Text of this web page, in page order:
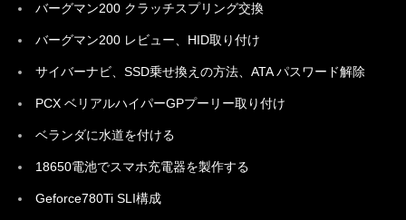
バーグマン200 クラッチスプリング交換
バーグマン200 レビュー、HID取り付け
サイバーナビ、SSD乗せ換えの方法、ATA パスワード解除
PCX ベリアルハイパーGPプーリー取り付け
ベランダに水道を付ける
18650電池でスマホ充電器を製作する
Geforce780Ti SLI構成